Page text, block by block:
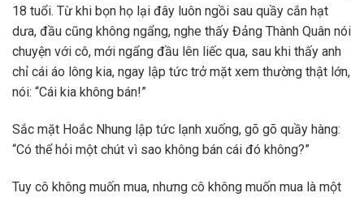
18 tuổi. Từ khi bọn họ lại đây luôn ngồi sau quầy cắn hạt
dưa, đầu cũng không ngẩng, nghe thấy Đảng Thành Quân nói
chuyện với cô, mới ngẩng đầu lên liếc qua, sau khi thấy anh
chỉ cái áo lông kia, ngay lập tức trở mặt xem thường thật lớn,
nói: “Cái kia không bán!”
Sắc mặt Hoắc Nhung lập tức lạnh xuống, gõ gõ quầy hàng:
“Có thể hỏi một chút vì sao không bán cái đó không?”
Tuy cô không muốn mua, nhưng cô không muốn mua là một